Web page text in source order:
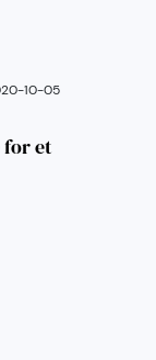
10-05
for et